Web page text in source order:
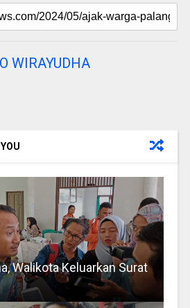
WIRAYUDHA
Walikota Keluarkan Surat